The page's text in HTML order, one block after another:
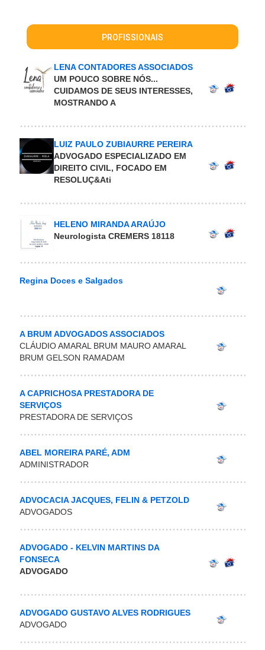
PROFISSIONAIS
LENA CONTADORES ASSOCIADOS
UM POUCO SOBRE NÓS...
CUIDAMOS DE SEUS INTERESSES,
MOSTRANDO A
LUIZ PAULO ZUBIAURRE PEREIRA
ADVOGADO ESPECIALIZADO EM
DIREITO CIVIL, FOCADO EM
RESOLUÇ&Ati
HELENO MIRANDA ARAÚJO
Neurologista CREMERS 18118
Regina Doces e Salgados
A BRUM ADVOGADOS ASSOCIADOS
CLÁUDIO AMARAL BRUM MAURO AMARAL
BRUM GELSON RAMADAM
A CAPRICHOSA PRESTADORA DE
SERVIÇOS
PRESTADORA DE SERVIÇOS
ABEL MOREIRA PARÉ, ADM
ADMINISTRADOR
ADVOCACIA JACQUES, FELIN & PETZOLD
ADVOGADOS
ADVOGADO - KELVIN MARTINS DA
FONSECA
ADVOGADO
ADVOGADO GUSTAVO ALVES RODRIGUES
ADVOGADO